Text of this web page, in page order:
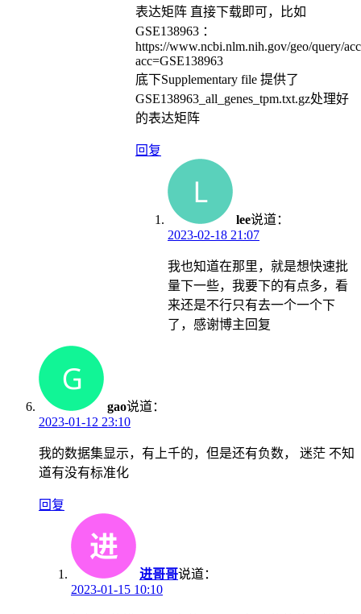
表达矩阵 直接下载即可，比如
GSE138963 ：
https://www.ncbi.nlm.nih.gov/geo/query/
acc=GSE138963
底下Supplementary file 提供了
GSE138963_all_genes_tpm.txt.gz处理好
的表达矩阵
回复
lee说道：
2023-02-18 21:07
我也知道在那里，就是想快速批
量下一些，我要下的有点多，看
来还是不行只有去一个一个下
了，感谢博主回复
gao说道：
2023-01-12 23:10
我的数据集显示，有上千的，但是还有负数， 迷茫 不知
道有没有标准化
回复
进哥哥说道：
2023-01-15 10:10